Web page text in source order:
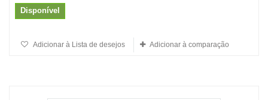
Disponível
Adicionar à Lista de desejos Adicionar à comparação